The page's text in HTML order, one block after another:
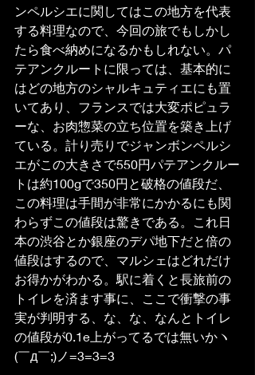
ンペルシエに関してはこの地方を代表
する料理なので、今回の旅でもしかし
たら食べ納めになるかもしれない。パ
テアンクルートに限っては、基本的に
はどの地方のシャルキュティエにも置
いてあり、フランスでは大変ポピュラ
ーな、お肉惣菜の立ち位置を築き上げ
ている。計り売りでジャンボンペルシ
エがこの大きさで550円パテアンクルー
トは約100gで350円と破格の値段だ、
この料理は手間が非常にかかるにも関
わらずこの値段は驚きである。これ日
本の渋谷とか銀座のデパ地下だと倍の
値段はするので、マルシェはどれだけ
お得かがわかる。駅に着くと長旅前の
トイレを済ます事に、ここで衝撃の事
実が判明する、な、な、なんとトイレ
の値段が0.1e上がってるでは無いかヽ
(￣д￣;)ノ=3=3=3